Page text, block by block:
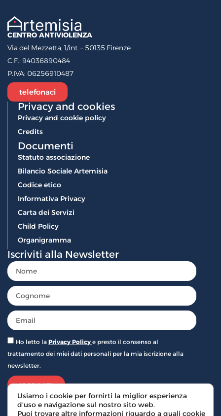
CENTRO ANTIVIOLENZA
Via del Mezzetta, 1/int. – 50135 Firenze
C.F.: 94036890484
P.IVA: 06256910487
telefonaci
Privacy and cookies
Privacy and cookie policy
Credits
Documenti
Statuto associazione
Bilancio Sociale Artemisia
Codice etico
Informativa Privacy
Carta dei Servizi
Child Policy
Organigramma
Iscriviti alla Newsletter
Ho letto la Privacy Policy e presto il consenso al
trattamento dei miei dati personali per la mia iscrizione alla
newsletter.
ISCRIVITI
Usiamo i cookie per fornirti la miglior esperienza
d'uso e navigazione sul nostro sito web.
Puoi trovare altre informazioni riguardo a quali cookie